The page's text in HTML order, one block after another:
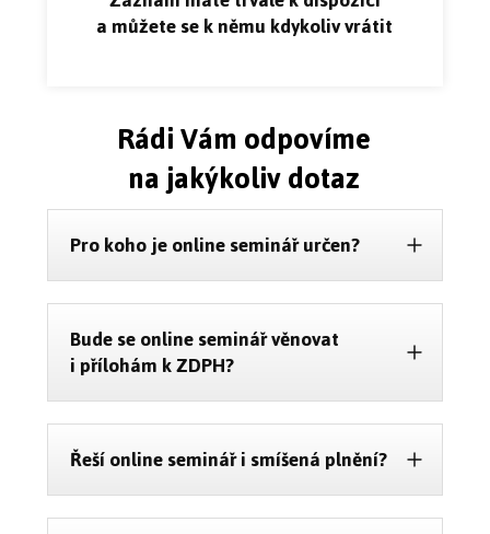
a můžete se k němu kdykoliv vrátit
Rádi Vám odpovíme
na jakýkoliv dotaz
Pro koho je online seminář určen?
Bude se online seminář věnovat
i přílohám k ZDPH?
Řeší online seminář i smíšená plnění?